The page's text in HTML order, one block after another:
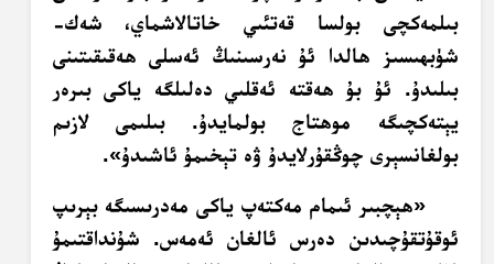
بىلمەكچى بولسا قەتئىي خاتالاشماي، شەك-
شۈبھىسىز ھالدا ئۇ نەرسىنىڭ ئەسلى ھەقىقىتىنى
بىلىدۇ. ئۇ بۇ ھەقتە ئەقلىي دەلىلگە ياكى بىرەر
يېتەكچىگە موھتاج بولمايدۇ. بىلىمى لازىم
بولغانسېرى چوڭقۇرلايدۇ ۋە تېخىمۇ ئاشىدۇ».
«ھېچبىر ئىمام مەكتەپ ياكى مەدرىسىگە بېرىپ
ئوقۇتقۇچىدىن دەرس ئالغان ئەمەس. شۇنداقتىمۇ